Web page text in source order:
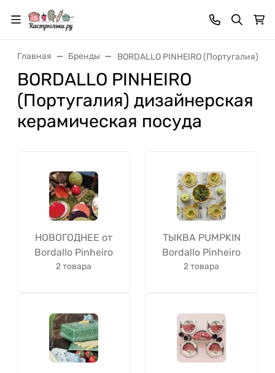
Главная Бренды BORDALLO PINHEIRO (Португалия)
BORDALLO PINHEIRO
(Португалия) дизайнерская
керамическая посуда
НОВОГОДНЕЕ от
Bordallo Pinheiro
2 товара
ТЫКВА PUMPKIN
Bordallo Pinheiro
2 товара